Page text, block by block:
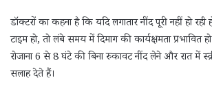
डॉक्टरों का कहना है कि यदि लगातार नींद पूरी नहीं हो रही
टाइम हो, तो लंबे समय में दिमाग की कार्यक्षमता प्रभावित
रोजाना 6 से 8 घंटे की बिना रुकावट नींद लेने और रात में
सलाह देते हैं।